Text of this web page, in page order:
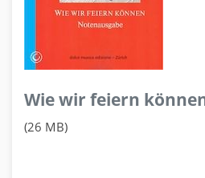
Wie wir feiern
(26 MB)